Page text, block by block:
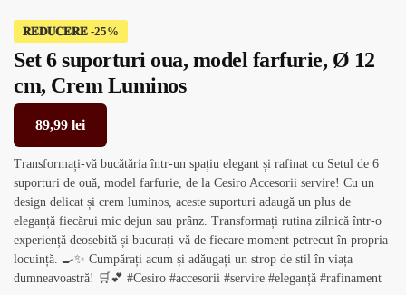
𝐑𝐄𝐃𝐔𝐂𝐄𝐑𝐄
Set 6 suporturi oua, model farfurie, Ø 12
cm, Crem Luminos
89,99 lei
Transformați-vă bucătăria într-un spațiu elegant și rafinat cu Setul de 6
suporturi de ouă, model farfurie, de la Cesiro Accesorii servire! Cu un
design delicat și crem luminos, aceste suporturi adaugă un plus de
eleganță fiecărui mic dejun sau prânz. Transformați rutina zilnică într-o
experiență deosebită și bucurați-vă de fiecare moment petrecut în propria
locuință. 🍳✨ Cumpărați acum și adăugați un strop de stil în viața
dumneavoastră! 🛒💕 #Cesiro #accesorii #servire #eleganță #rafinament